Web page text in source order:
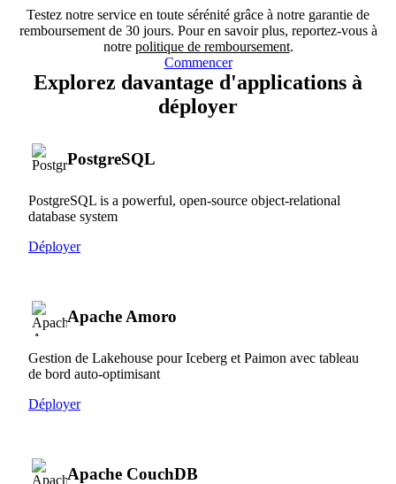
Testez notre service en toute sérénité grâce à notre garantie de
remboursement de 30 jours. Pour en savoir plus, reportez-vous à
notre politique de remboursement.
Commencer
Explorez davantage d'applications à
déployer
PostgreSQL
PostgreSQL is a powerful, open-source object-relational
database system
Déployer
Apache Amoro
Gestion de Lakehouse pour Iceberg et Paimon avec tableau
de bord auto-optimisant
Déployer
Apache CouchDB